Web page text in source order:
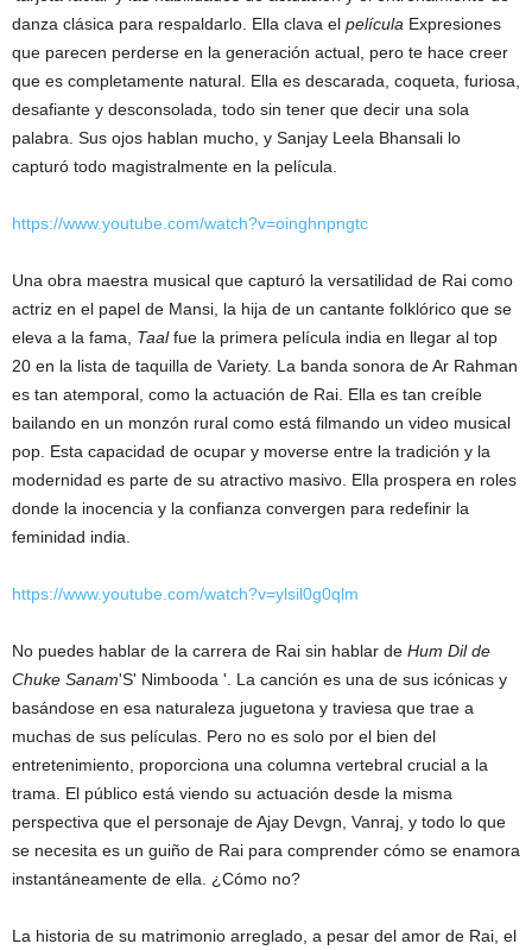
danza clásica para respaldarlo. Ella clava el película Expresiones
que parecen perderse en la generación actual, pero te hace creer
que es completamente natural. Ella es descarada, coqueta, furiosa,
desafiante y desconsolada, todo sin tener que decir una sola
palabra. Sus ojos hablan mucho, y Sanjay Leela Bhansali lo
capturó todo magistralmente en la película.
https://www.youtube.com/watch?v=oinghnpngtc
Una obra maestra musical que capturó la versatilidad de Rai como
actriz en el papel de Mansi, la hija de un cantante folklórico que se
eleva a la fama, Taalfue la primera película india en llegar al top
20 en la lista de taquilla de Variety. La banda sonora de Ar Rahman
es tan atemporal, como la actuación de Rai. Ella es tan creíble
bailando en un monzón rural como está filmando un video musical
pop. Esta capacidad de ocupar y moverse entre la tradición y la
modernidad es parte de su atractivo masivo. Ella prospera en roles
donde la inocencia y la confianza convergen para redefinir la
feminidad india.
https://www.youtube.com/watch?v=ylsil0g0qlm
No puedes hablar de la carrera de Rai sin hablar de Hum Dil de
Chuke Sanam'S' Nimbooda '. La canción es una de sus icónicas y
basándose en esa naturaleza juguetona y traviesa que trae a
muchas de sus películas. Pero no es solo por el bien del
entretenimiento, proporciona una columna vertebral crucial a la
trama. El público está viendo su actuación desde la misma
perspectiva que el personaje de Ajay Devgn, Vanraj, y todo lo que
se necesita es un guiño de Rai para comprender cómo se enamora
instantáneamente de ella. ¿Cómo no?
La historia de su matrimonio arreglado, a pesar del amor de Rai, el